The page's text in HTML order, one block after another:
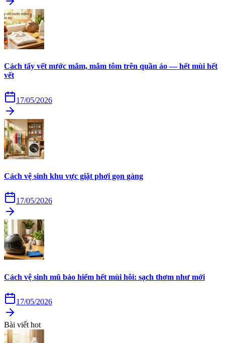
Cách tẩy vết nước mắm, mắm tôm trên quần áo — hết mùi hết
vết
17/05/2026
Cách vệ sinh khu vực giặt phơi gọn gàng
17/05/2026
Cách vệ sinh mũ bảo hiểm hết mùi hôi: sạch thơm như mới
17/05/2026
Bài viết hot